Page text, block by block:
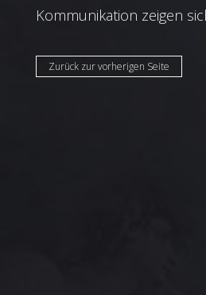
Kommunikation zeigen
Zurück zur vorherigen Seite